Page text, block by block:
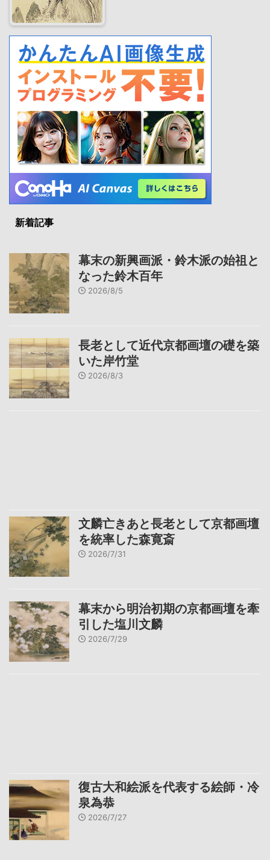
新着記事
幕末の新興画派・鈴木派の始祖と
なった鈴木百年
2026/8/5
長老として近代京都画壇の礎を築
いた岸竹堂
2026/8/3
文麟亡きあと長老として京都画壇
を統率した森寛斎
2026/7/31
幕末から明治初期の京都画壇を牽
引した塩川文麟
2026/7/29
復古大和絵派を代表する絵師・冷
泉為恭
2026/7/27